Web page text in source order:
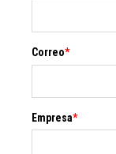
Correo*
Empresa*